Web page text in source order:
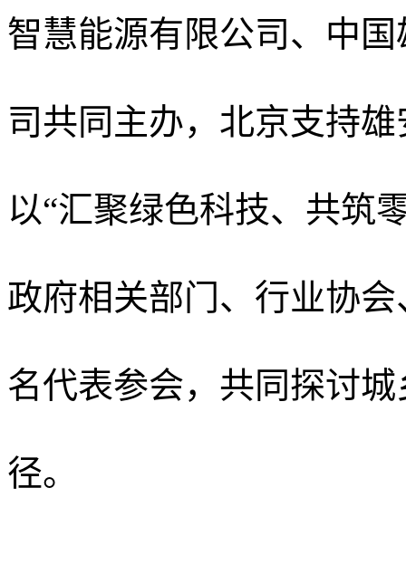
智慧能源有限公司、中
司共同主办，北京支持
以“汇聚绿色科技、共筑
政府相关部门、行业协
名代表参会，共同探讨
径。